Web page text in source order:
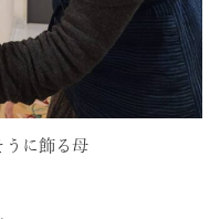
うに飾る母